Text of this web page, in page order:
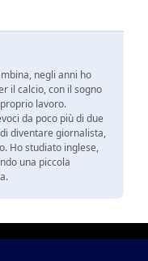
negli anni ho
il calcio, con il sogno
lavoro.
da poco più di due
diventare giornalista,
Ho studiato inglese,
una piccola